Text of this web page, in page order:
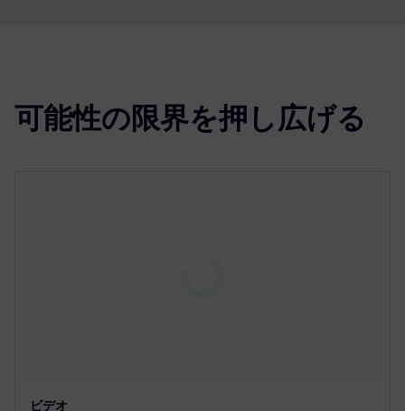
可能性の限界を押し広げる
l
ビデオ